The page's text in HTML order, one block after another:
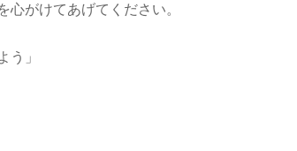
がけてあげてください。
う」